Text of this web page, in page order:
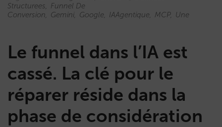
Structurees
Funnel De
Conversion
Gemini Google IAAgentique MCP Une
Le funnel dans l’IA est
cassé. La clé pour le
réparer réside dans la
phase de considération